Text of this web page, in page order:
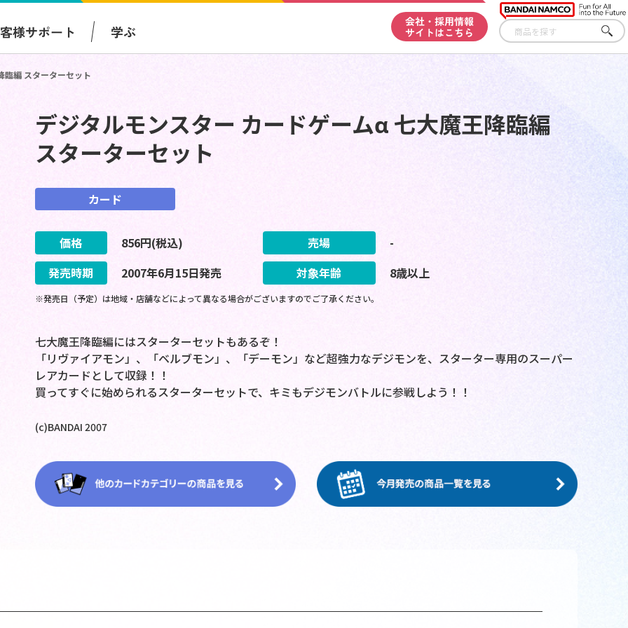
様サポート 学ぶ
会社・採用情報
サイトはこちら
さが
す
臨編 スターターセット
デジタルモンスター カードゲームα 七大魔王降臨編
スターターセット
カード
価格 856円(税込) 売場
-
発売時期
2007年6月15日発売 対象年齢 8歳以上
※発売日（予定）は地域・店舗などによって異なる場合がございますのでご了承ください。
七大魔王降臨編にはスターターセットもあるぞ！
「リヴァイアモン」、「ベルブモン」、「デーモン」など超強力なデジモンを、スターター専用のスーパー
レアカードとして収録！！
買ってすぐに始められるスターターセットで、キミもデジモンバトルに参戦しよう！！
(c)BANDAI 2007